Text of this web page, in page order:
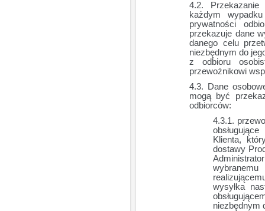
każdym
prywatności
przekazuje dane
danego celu
niezbędnym do
z odbioru
przewoźnikowi
Dane
mogą być
odbiorców:
Klienta,
dostawy
wysyłka
niezbędnym